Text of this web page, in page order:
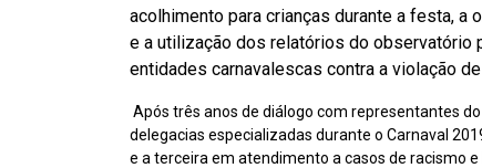
acolhimento para crianças durante a festa,
e a utilização dos relatórios do observatório
entidades carnavalescas contra a violação
Após três anos de diálogo com representantes
delegacias especializadas durante o Carnaval
e a terceira em atendimento a casos de racismo